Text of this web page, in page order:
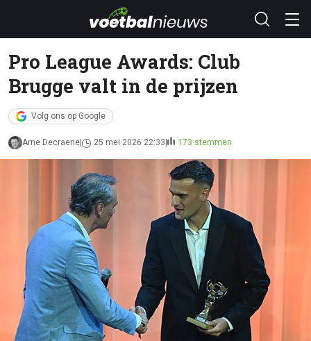
Pro League Awards: Club
Brugge valt in de prijzen
Volg ons op Google
Arne Decraene 25 mei 2026 22:33 173 stemmen